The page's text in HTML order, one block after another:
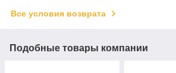
Все условия возврата
Подобные товары компании